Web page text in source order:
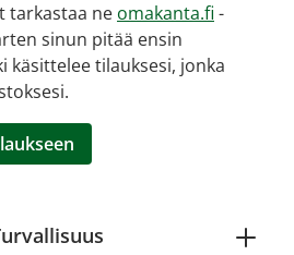
tarkastaa ne omakanta.fi -
sinun pitää ensin
käsittelee tilauksesi, jonka